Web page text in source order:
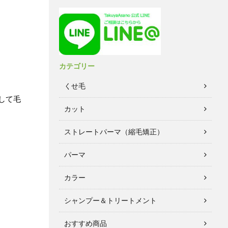
て毛
カテゴリー
くせ毛
カット
ストレートパーマ（縮毛矯正）
パーマ
カラー
シャンプー＆トリートメント
おすすめ商品